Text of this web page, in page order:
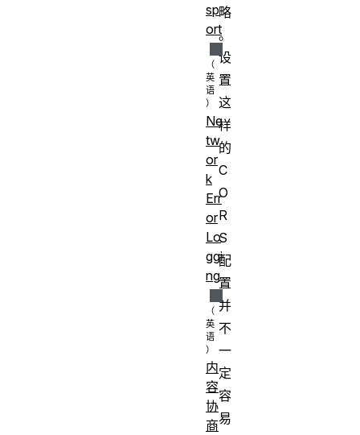
略
。
设
置
这
样
的
C
O
R
S
配
置
并
不
一
定
容
易
sp
ort
Ne
tw
or
k
Err
or
Lo
ggi
ng
内
容
协
商